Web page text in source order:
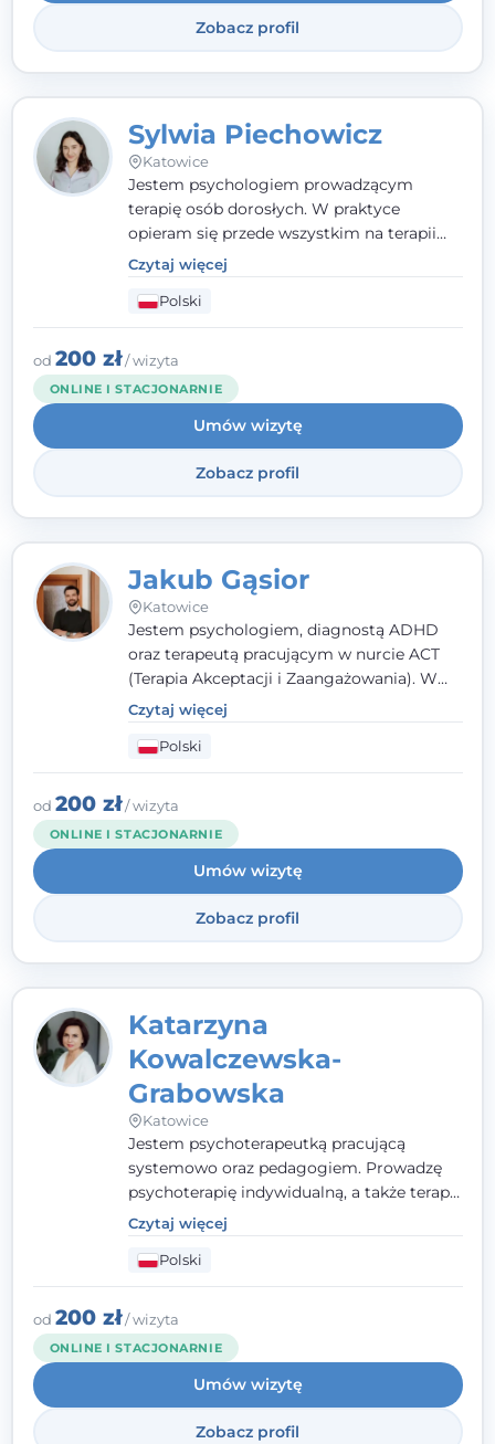
Zobacz profil
Sylwia Piechowicz
Katowice
Jestem psychologiem prowadzącym
terapię osób dorosłych. W praktyce
opieram się przede wszystkim na terapii
poznawczo-behawioralnej (CBT), a także na
podejściu skoncentrowanym na
rozwiązaniach (TSR) oraz Racjonalnej
Terapii Zachowania (RTZ). Dużą wagę
przykładam do relacji opartej na empatii,
poczuciu bezpieczeństwa i wzajemnym
zrozumieniu.
Czytaj więcej
Polski
od 200 zł/ wizyta
ONLINE I STACJONARNIE
Umów wizytę
Zobacz profil
Jakub Gąsior
Katowice
Jestem psychologiem, diagnostą ADHD
oraz terapeutą pracującym w nurcie ACT
(Terapia Akceptacji i Zaangażowania). W
kontakcie z pacjentem najważniejsze są dla
mnie serdeczność, zrozumienie i atmosfera
pełna ciepła. Wierzę, że skuteczna terapia
to wspólne działanie - razem tworzymy
zespół, który szuka rozwiązań.
Czytaj więcej
Polski
od 200 zł/ wizyta
ONLINE I STACJONARNIE
Umów wizytę
Zobacz profil
Katarzyna
Kowalczewska-
Grabowska
Katowice
Jestem psychoterapeutką pracującą
systemowo oraz pedagogiem. Prowadzę
psychoterapię indywidualną, a także terapię
par, małżeństw i rodzin. Patrzę na
człowieka całościowo - w kontekście jego
relacji z rodziną, pracą i otoczeniem - i
opieram współpracę na Twoich mocnych
stronach.
Czytaj więcej
Polski
od 200 zł/ wizyta
ONLINE I STACJONARNIE
Umów wizytę
Zobacz profil